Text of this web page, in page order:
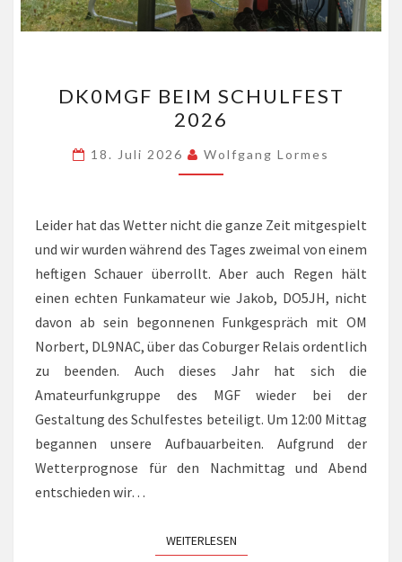
BEIM
SCHULFEST
2026
DK0MGF BEIM SCHULFEST
2026
18. Juli 2026 Wolfgang Lormes
Leider hat das Wetter nicht die ganze Zeit mitgespielt
und wir wurden während des Tages zweimal von einem
heftigen Schauer überrollt. Aber auch Regen hält
einen echten Funkamateur wie Jakob, DO5JH, nicht
davon ab sein begonnenen Funkgespräch mit OM
Norbert, DL9NAC, über das Coburger Relais ordentlich
zu beenden. Auch dieses Jahr hat sich die
Amateurfunkgruppe des MGF wieder bei der
Gestaltung des Schulfestes beteiligt. Um 12:00 Mittag
begannen unsere Aufbauarbeiten. Aufgrund der
Wetterprognose für den Nachmittag und Abend
entschieden wir…
WEITERLESENWEITERLESEN